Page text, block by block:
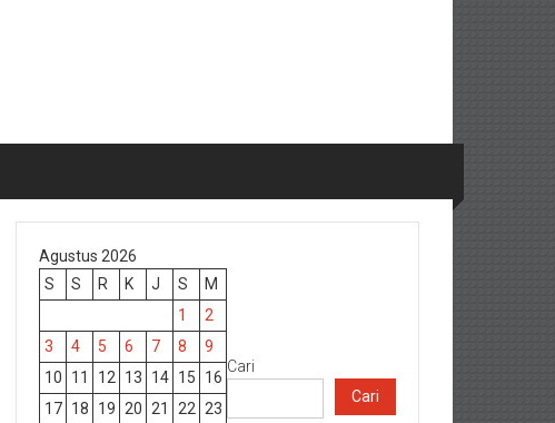
Agustus 2026
S
S R K J S
M
1
2
3
4 5 6 7 8
9
10
11 12 13 14 15
16
17 18 19 20 21 22
23
Cari
Cari